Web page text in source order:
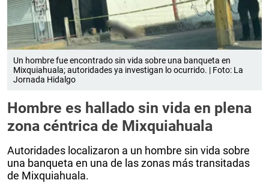
Un hombre fue encontrado sin vida sobre una banqueta en
Mixquiahuala; autoridades ya investigan lo ocurrido. | Foto: La
Jornada Hidalgo
Hombre es hallado sin vida en plena
zona céntrica de Mixquiahuala
Autoridades localizaron a un hombre sin vida sobre
una banqueta en una de las zonas más transitadas
de Mixquiahuala.